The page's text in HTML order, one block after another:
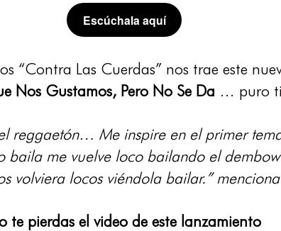
Escúchala aquí
“Contra Las Cuerdas” nos trae este
Nos Gustamos, Pero No Se Da … puro
reggaetón… Me inspire en el primer
baila me vuelve loco bailando el
volviera locos viéndola bailar.”
te pierdas el video de este lanzamiento